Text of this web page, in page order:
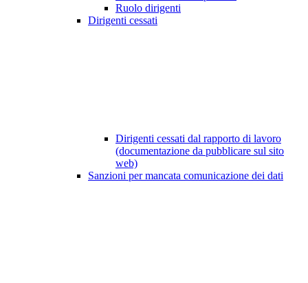
Ruolo dirigenti
Dirigenti cessati
Dirigenti cessati dal rapporto di lavoro
(documentazione da pubblicare sul sito
web)
Sanzioni per mancata comunicazione dei dati